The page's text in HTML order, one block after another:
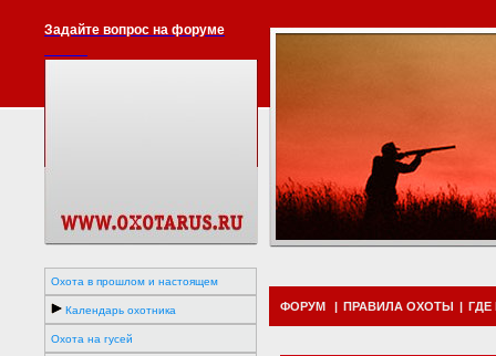
Задайте вопрос на форуме
Охота в прошлом и настоящем
Календарь охотника
Охота на гусей
ФОРУМ | ПРАВИЛА ОХОТЫ | ГДЕ